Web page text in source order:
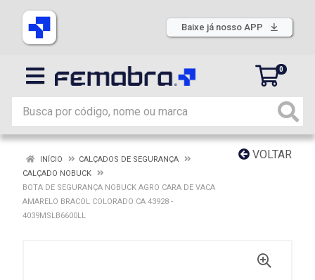
Baixe já nosso APP
0
VOLTAR
INÍCIO
CALÇADOS DE SEGURANÇA
CALÇADO NOBUCK
BOTA DE SEGURANÇA NOBUCK AGRO CARA DE VACA
AMARELO BRACOL COLORADO CA 43928 -
4039MSLB6600LL